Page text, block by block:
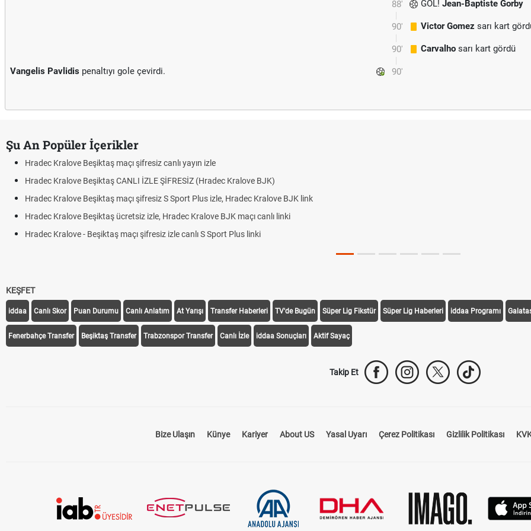
88' GOL! Jean-Baptiste Gorby
90' Victor Gomez sarı kart
90' Carvalho sarı kart gördü
90'
Vangelis Pavlidis penaltıyı gole çevirdi.
Şu An Popüler İçerikler
Hradec Kralove Beşiktaş maçı şifresiz canlı yayın izle
Hradec Kralove Beşiktaş CANLI İZLE ŞİFRESİZ (Hradec Kralove BJK)
Hradec Kralove Beşiktaş maçı şifresiz S Sport Plus izle, Hradec Kralove BJK link
Hradec Kralove Beşiktaş ücretsiz izle, Hradec Kralove BJK maçı canlı linki
Hradec Kralove - Beşiktaş maçı şifresiz izle canlı S Sport Plus linki
KEŞFET
iddaa Canlı Skor Puan Durumu Canlı Anlatım At Yarışı Transfer Haberleri TV'de Bugün Süper Lig Fikstür Süper Lig Haberleri iddaa Programı
Fenerbahçe Transfer Beşiktaş Transfer Trabzonspor Transfer Canlı İzle iddaa Sonuçları Aktif Sayaç
Takip Et
Bize Ulaşın Künye Kariyer About US Yasal Uyarı Çerez Politikası Gizlilik Politikası